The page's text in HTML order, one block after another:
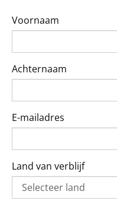
Voornaam
Achternaam
E-mailadres
Land van verblijf